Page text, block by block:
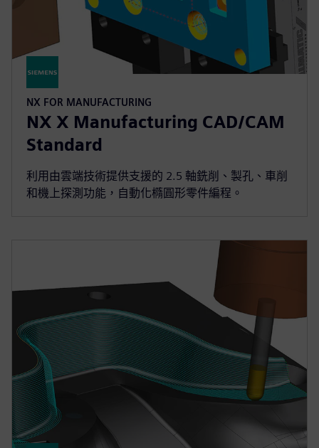
NX FOR MANUFACTURING
NX X Manufacturing CAD/CAM
Standard
利用由雲端技術提供支援的 2.5 軸銑削、製孔、車削
和機上探測功能，自動化橢圓形零件編程。